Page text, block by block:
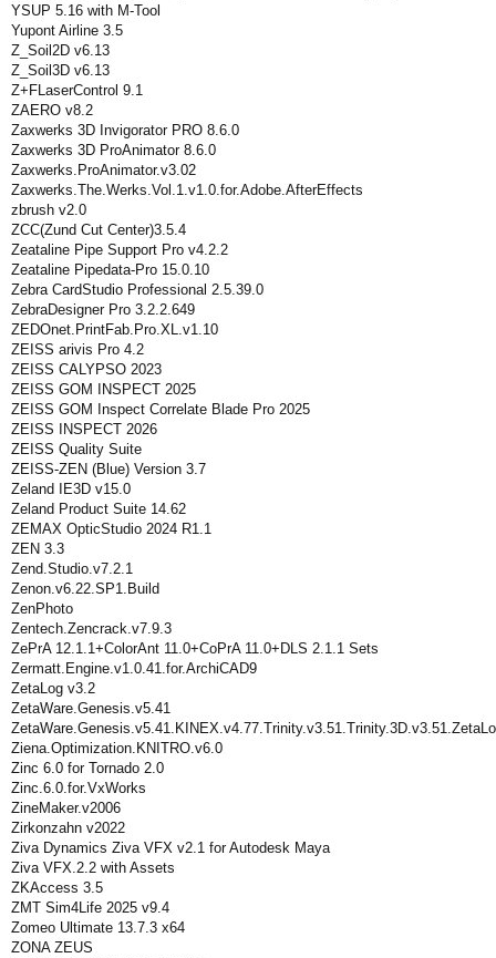
YSUP 5.16 with M-Tool
Yupont Airline 3.5
Z_Soil2D v6.13
Z_Soil3D v6.13
Z+FLaserControl 9.1
ZAERO v8.2
Zaxwerks 3D Invigorator PRO 8.6.0
Zaxwerks 3D ProAnimator 8.6.0
Zaxwerks.ProAnimator.v3.02
Zaxwerks.The.Werks.Vol.1.v1.0.for.Adobe.AfterEffects
zbrush v2.0
ZCC(Zund Cut Center)3.5.4
Zeataline Pipe Support Pro v4.2.2
Zeataline Pipedata-Pro 15.0.10
Zebra CardStudio Professional 2.5.39.0
ZebraDesigner Pro 3.2.2.649
ZEDOnet.PrintFab.Pro.XL.v1.10
ZEISS arivis Pro 4.2
ZEISS CALYPSO 2023
ZEISS GOM INSPECT 2025
ZEISS GOM Inspect Correlate Blade Pro 2025
ZEISS INSPECT 2026
ZEISS Quality Suite
ZEISS-ZEN (Blue) Version 3.7
Zeland IE3D v15.0
Zeland Product Suite 14.62
ZEMAX OpticStudio 2024 R1.1
ZEN 3.3
Zend.Studio.v7.2.1
Zenon.v6.22.SP1.Build
ZenPhoto
Zentech.Zencrack.v7.9.3
ZePrA 12.1.1+ColorAnt 11.0+CoPrA 11.0+DLS 2.1.1 Sets
Zermatt.Engine.v1.0.41.for.ArchiCAD9
ZetaLog v3.2
ZetaWare.Genesis.v5.41
Ziena.Optimization.KNITRO.v6.0
Zinc 6.0 for Tornado 2.0
Zinc.6.0.for.VxWorks
ZineMaker.v2006
Zirkonzahn v2022
Ziva Dynamics Ziva VFX v2.1 for Autodesk Maya
Ziva VFX.2.2 with Assets
ZKAccess 3.5
ZMT Sim4Life 2025 v9.4
Zomeo Ultimate 13.7.3 x64
ZONA ZEUS